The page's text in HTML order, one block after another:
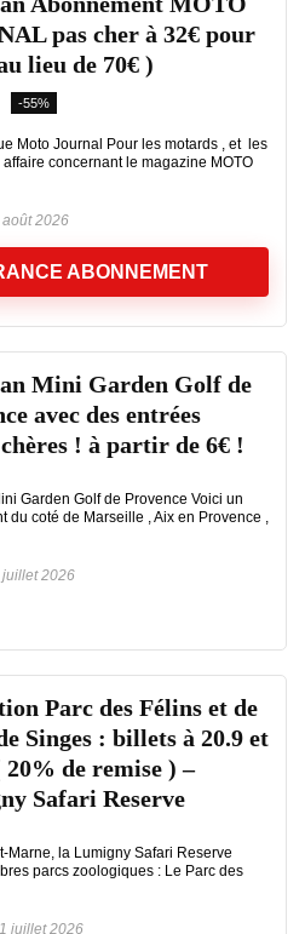
pas cher à 32€ pour
lieu de 70€ )
-55%
Moto Journal Pour les motards , et les
concernant le magazine MOTO
août 2026
ABONNEMENT
Mini Garden Golf de
avec des entrées
! à partir de 6€ !
Garden Golf de Provence Voici un
du coté de Marseille , Aix en Provence ,
juillet 2026
Parc des Félins et de
Singes : billets à 20.9 et
20% de remise ) –
Safari Reserve
Marne, la Lumigny Safari Reserve
parcs zoologiques : Le Parc des
juillet 2026